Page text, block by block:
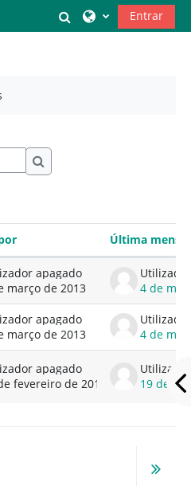
Alternar aEntrar
Pesquisar nos fóruns
A mostrar 3 de 3
Última
apagado
março de 2013
4 de
apagado
março de 2013
4 de
apagado
fevereiro de 2014
19 de